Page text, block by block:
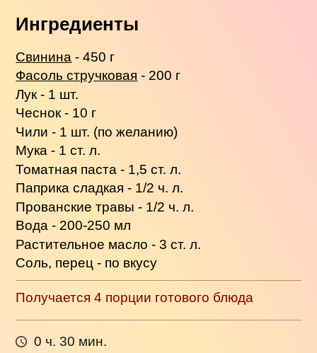
Ингредиенты
Свинина - 450 г
Фасоль стручковая - 200 г
Лук - 1 шт.
Чеснок - 10 г
Чили - 1 шт. (по желанию)
Мука - 1 ст. л.
Томатная паста - 1,5 ст. л.
Паприка сладкая - 1/2 ч. л.
Прованские травы - 1/2 ч. л.
Вода - 200-250 мл
Растительное масло - 3 ст. л.
Соль, перец - по вкусу
Получается 4 порции готового блюда
0 ч. 30 мин.